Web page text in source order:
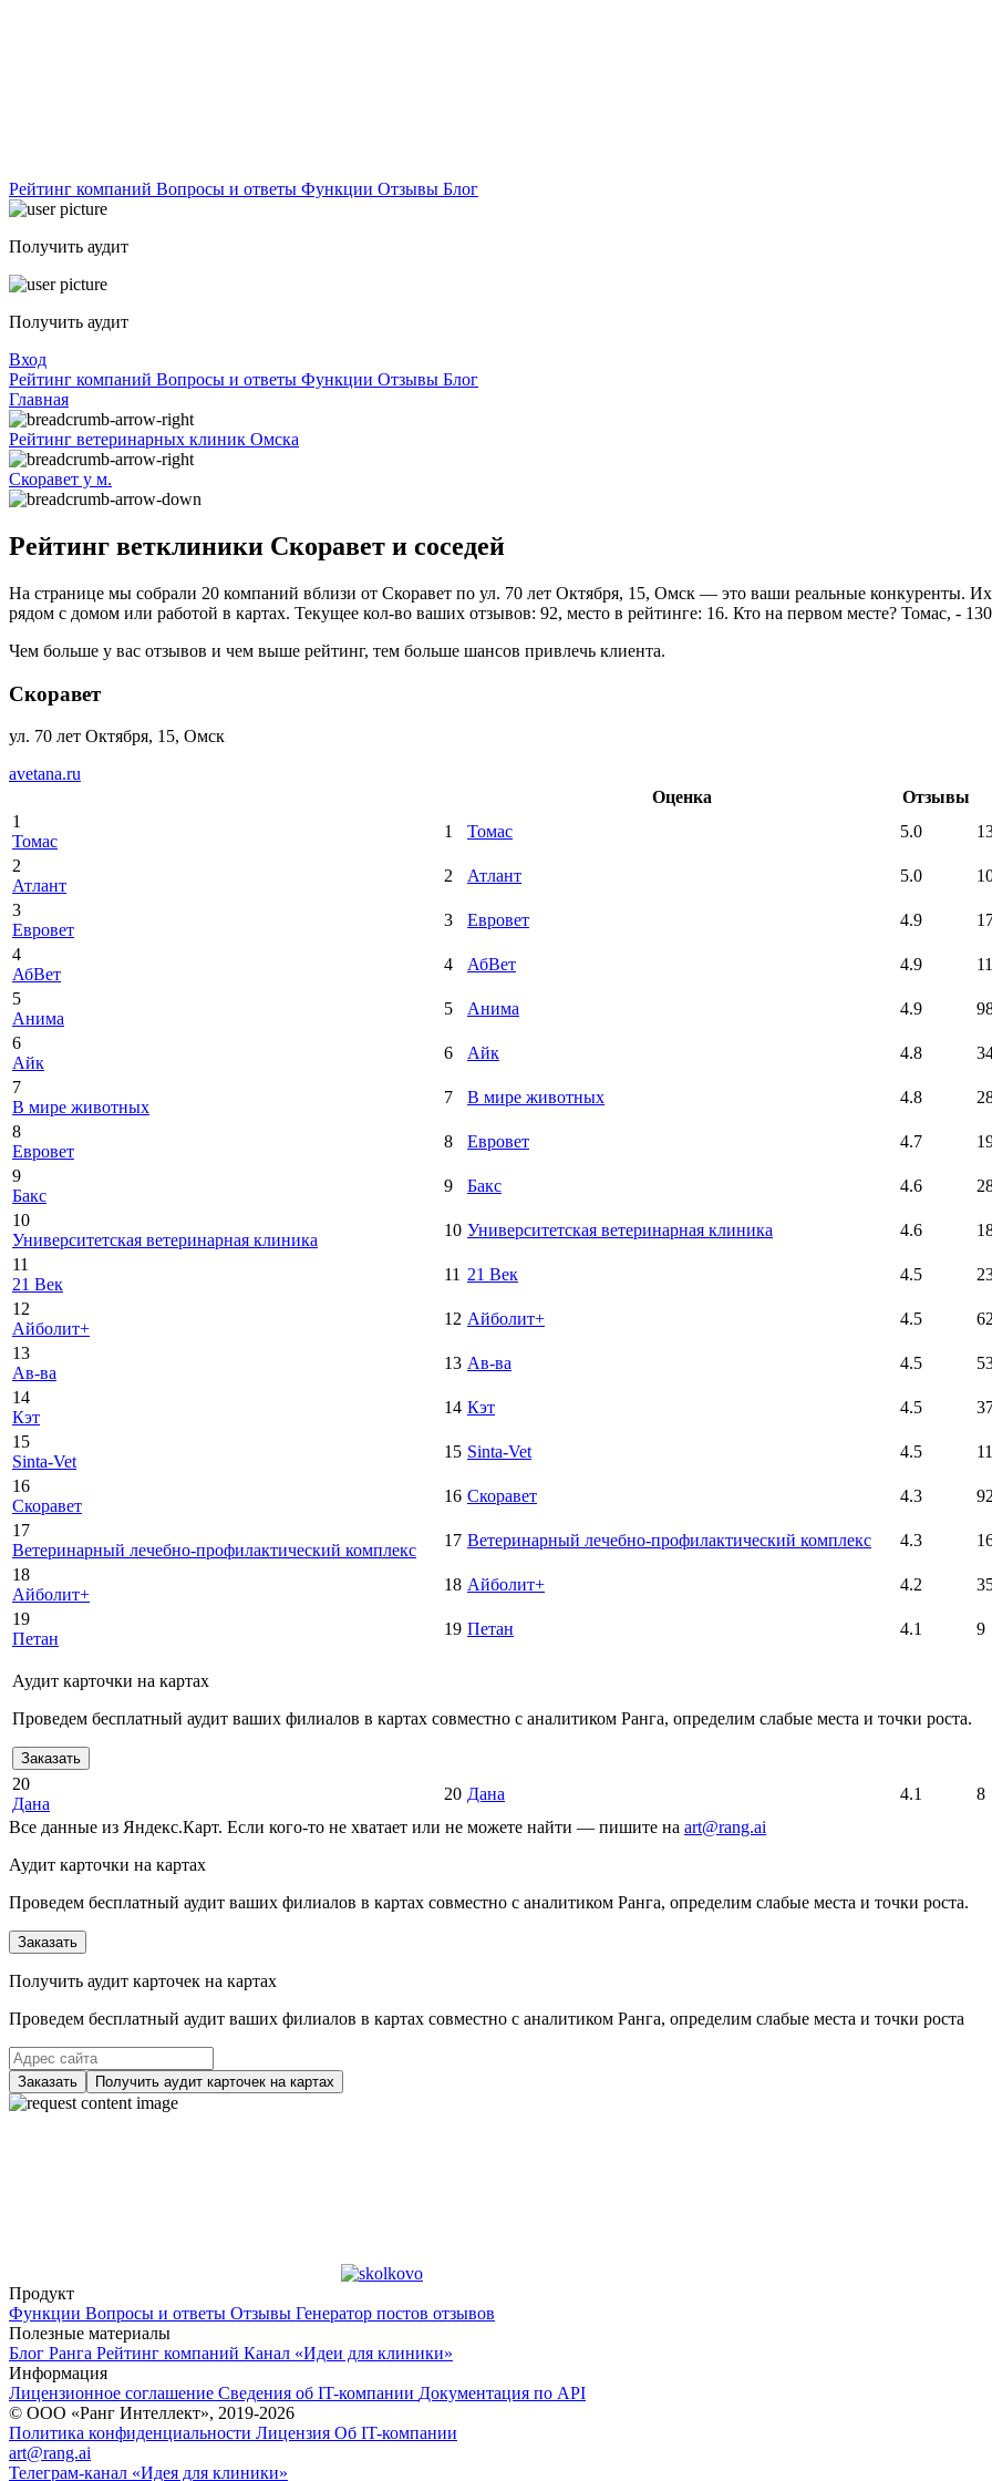
Рейтинг компаний Вопросы и ответы Функции Отзывы Блог
Получить аудит
Получить аудит
Вход
Рейтинг компаний Вопросы и ответы Функции Отзывы Блог
Главная
Рейтинг ветеринарных клиник Омска
Скоравет у м.
Рейтинг ветклиники Скоравет и соседей
На странице мы собрали 20 компаний вблизи от Скоравет по ул. 70 лет Октября, 15, Омск — это ваши реальные конкуренты.
рядом с домом или работой в картах. Текущее кол-во ваших отзывов: 92, место в рейтинге: 16. Кто на первом месте? Томас, -
Чем больше у вас отзывов и чем выше рейтинг, тем больше шансов привлечь клиента.
Скоравет
ул. 70 лет Октября, 15, Омск
avetana.ru
Оценка
Отзывы
1
Томас
1 Томас 5.0
2
Атлант
2 Атлант 5.0
3
Евровет
3 Евровет 4.9
4
АбВет
4 АбВет 4.9
5
Анима
5 Анима 4.9
6
Айк
6 Айк 4.8
7
В мире животных
7 В мире животных 4.8
8
Евровет
8 Евровет 4.7
9
Бакс
9 Бакс 4.6
10
Университетская ветеринарная клиника
10 Университетская ветеринарная клиника 4.6
11
21 Век
11 21 Век 4.5
12
Айболит+
12 Айболит+ 4.5
62
13
Ав-ва
13 Ав-ва 4.5
14
Кэт
14 Кэт 4.5
15
Sinta-Vet
15 Sinta-Vet 4.5
11
16
Скоравет
16 Скоравет 4.3
92
17
Ветеринарный лечебно-профилактический комплекс
17 Ветеринарный лечебно-профилактический комплекс 4.3
18
Айболит+
18 Айболит+ 4.2
19
Петан
19 Петан 4.1 9
Аудит карточки на картах
Проведем бесплатный аудит ваших филиалов в картах совместно с аналитиком Ранга, определим слабые места и точки роста.
Заказать
20
Дана
20 Дана 4.1
8
Все данные из Яндекс.Карт. Если кого-то не хватает или не можете найти — пишите на art@rang.ai
Аудит карточки на картах
Проведем бесплатный аудит ваших филиалов в картах совместно с аналитиком Ранга, определим слабые места и точки роста.
Заказать
Получить аудит карточек на картах
Проведем бесплатный аудит ваших филиалов в картах совместно с аналитиком Ранга, определим слабые места и точки роста
Заказать Получить аудит карточек на картах
Продукт
Функции Вопросы и ответы Отзывы Генератор постов отзывов
Полезные материалы
Блог Ранга Рейтинг компаний Канал «Идеи для клиники»
Информация
Лицензионное соглашение Сведения об IT-компании Документация по API
© ООО «Ранг Интеллект», 2019-2026
Политика конфиденциальности Лицензия Об IT-компании
art@rang.ai
Телеграм-канал «Идея для клиники»